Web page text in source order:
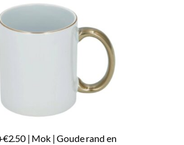
| Mok | Goude rand en